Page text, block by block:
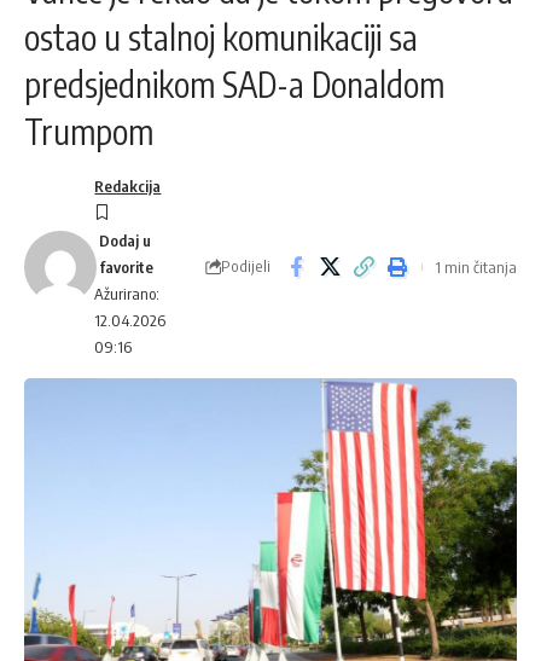
ostao u stalnoj komunikaciji sa
predsjednikom SAD-a Donaldom
Trumpom
Ažurirano:
12.04.2026
09:16
Redakcija
Podijeli 1 min čitanja